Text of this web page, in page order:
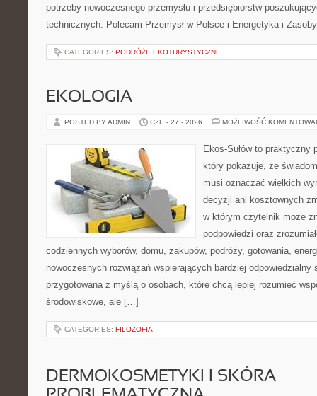
potrzeby nowoczesnego przemysłu i przedsiębiorstw
technicznych. Polecam Przemysł w Polsce i Energetyka i
CATEGORIES: PODRÓŻE EKOTURYSTYCZNE
EKOLOGIA
POSTED BY ADMIN CZE - 27 - 2026 MOŻLIWOŚĆ
Ekos-Sułów to praktyczny
który pokazuje, że
musi oznaczać wielkich
decyzji ani kosztownych
w którym czytelnik może
podpowiedzi oraz
codziennych wyborów, domu, zakupów, podróży, gotowania,
nowoczesnych rozwiązań wspierających bardziej odpowiedzialny
przygotowana z myślą o osobach, które chcą lepiej rozumieć
środowiskowe, ale […]
CATEGORIES: FILOZOFIA
DERMOKOSMETYKI I SKÓRA